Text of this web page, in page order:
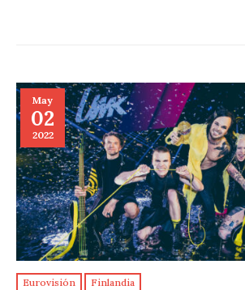
May
02
2022
Eurovisión Finlandia